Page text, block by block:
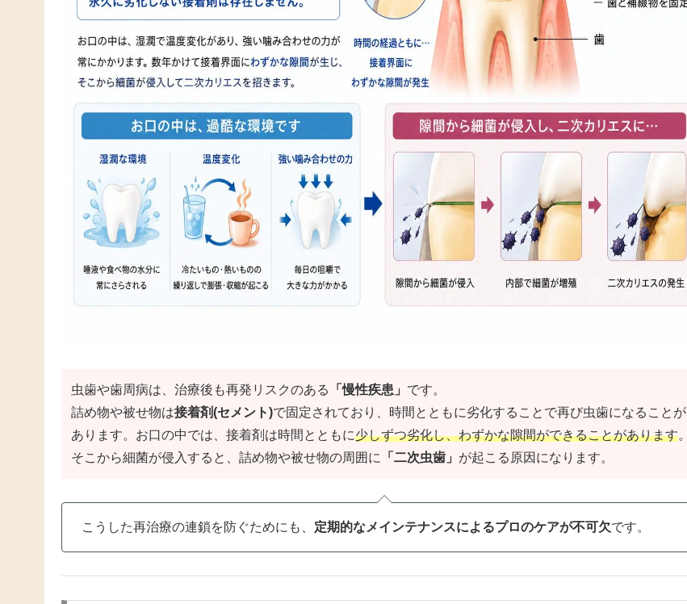
虫歯や歯周病は、治療後も再発リスクのある 「慢性疾患」 です。
詰め物や被せ物は接着剤(セメント)で固定されており、時間とともに劣化することで再び虫歯になることが
あります。お口の中では、接着剤は時間とともに少しずつ劣化し、わずかな隙間ができることがあります。
そこから細菌が侵入すると、詰め物や被せ物の周囲に
「二次虫歯」 が起こる原因になります。
こうした再治療の連鎖を防ぐためにも、 定期的なメインテナンスによるプロのケアが不可欠です。